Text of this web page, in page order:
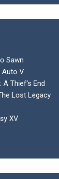
Sawn
Auto V
A Thief’s End
Lost Legacy
XV